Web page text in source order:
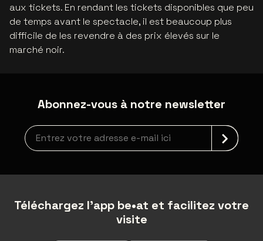
aux tickets. En rendant les tickets disponibles que peu
de temps avant le spectacle, il est beaucoup plus
difficile de les revendre à des prix élevés sur le
marché noir.
Abonnez-vous à notre newsletter
Inscription à la newsletter
Téléchargez l'app be•at et facilitez votre
visite